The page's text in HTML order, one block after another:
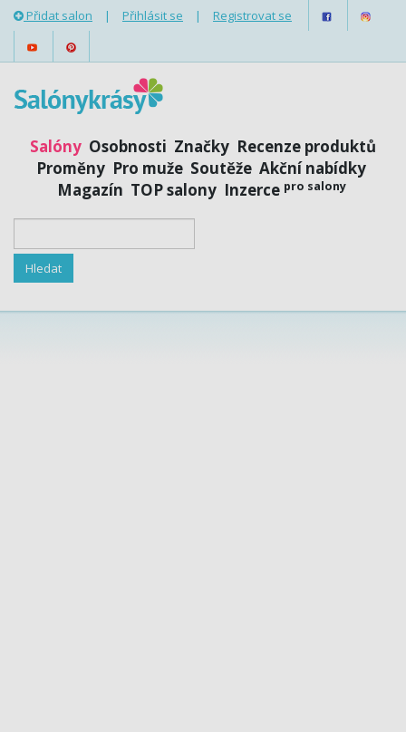
Přidat salon | Přihlásit se | Registrovat se
Salóny Osobnosti Značky Recenze produktů
Proměny Pro muže Soutěže Akční nabídky
Magazín TOP salony Inzerce pro salony